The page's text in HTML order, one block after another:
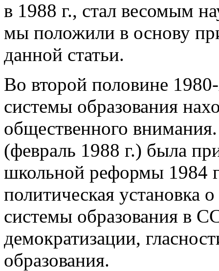
в 1988 г., стал весомым
мы положили в основу
данной статьи.
Во второй половине
системы образования
общественного
(февраль 1988 г.) была
школьной реформы 1984
политическая установка
системы образования в
демократизации,
образования.